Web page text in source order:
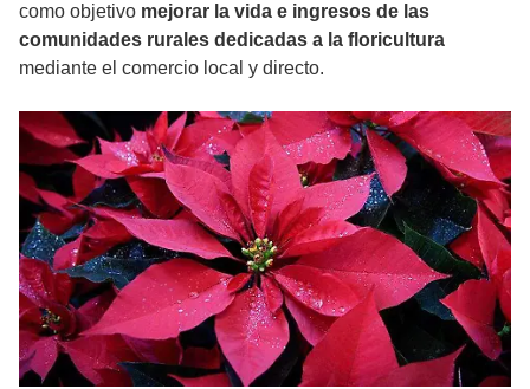
como objetivo mejorar la vida e ingresos de las
comunidades rurales dedicadas a la floricultura
mediante el comercio local y directo.